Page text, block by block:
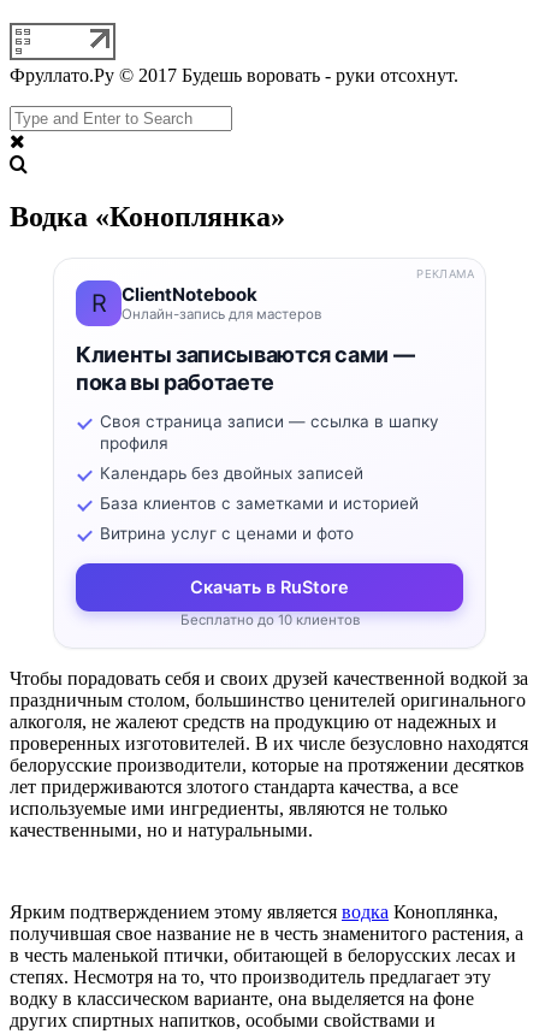
Фруллато.Ру © 2017 Будешь воровать - руки отсохнут.
Водка «Коноплянка»
R ClientNotebook
Онлайн-запись для мастеров
Клиенты записываются сами —
пока вы работаете
Своя страница записи — ссылка в шапку
профиля
Календарь без двойных записей
База клиентов с заметками и историей
Витрина услуг с ценами и фото
Скачать в RuStore
Бесплатно до 10 клиентов
РЕКЛАМА
Чтобы порадовать себя и своих друзей качественной водкой за
праздничным столом, большинство ценителей оригинального
алкоголя, не жалеют средств на продукцию от надежных и
проверенных изготовителей. В их числе безусловно находятся
белорусские производители, которые на протяжении десятков
лет придерживаются злотого стандарта качества, а все
используемые ими ингредиенты, являются не только
качественными, но и натуральными.
Ярким подтверждением этому является водка Коноплянка,
получившая свое название не в честь знаменитого растения, а
в честь маленькой птички, обитающей в белорусских лесах и
степях. Несмотря на то, что производитель предлагает эту
водку в классическом варианте, она выделяется на фоне
других спиртных напитков, особыми свойствами и